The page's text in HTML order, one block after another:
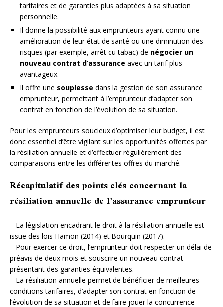
tarifaires et de garanties plus adaptées à sa situation
personnelle.
Il donne la possibilité aux emprunteurs ayant connu une
amélioration de leur état de santé ou une diminution des
risques (par exemple, arrêt du tabac) de négocier un
nouveau contrat d’assurance avec un tarif plus
avantageux.
Il offre une souplesse dans la gestion de son assurance
emprunteur, permettant à l’emprunteur d’adapter son
contrat en fonction de l’évolution de sa situation.
Pour les emprunteurs soucieux d’optimiser leur budget, il est
donc essentiel d’être vigilant sur les opportunités offertes par
la résiliation annuelle et d’effectuer régulièrement des
comparaisons entre les différentes offres du marché.
Récapitulatif des points clés concernant la
résiliation annuelle de l’assurance emprunteur
– La législation encadrant le droit à la résiliation annuelle est
issue des lois Hamon (2014) et Bourquin (2017).
– Pour exercer ce droit, l’emprunteur doit respecter un délai de
préavis de deux mois et souscrire un nouveau contrat
présentant des garanties équivalentes.
– La résiliation annuelle permet de bénéficier de meilleures
conditions tarifaires, d’adapter son contrat en fonction de
l’évolution de sa situation et de faire jouer la concurrence